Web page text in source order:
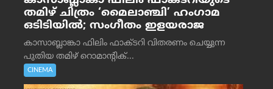
തമിഴ് ചിത്രം ‘മൈലാഞ്ചി’ ഹംഗാമ
ഒടിടിയിൽ; സംഗീതം ഇളയരാജ
കാസാബ്ലാങ്കാ ഫിലിം ഫാക്ടറി വിതരണം ചെയ്യുന്ന
പുതിയ തമിഴ് റൊമാന്റിക്...
CINEMA